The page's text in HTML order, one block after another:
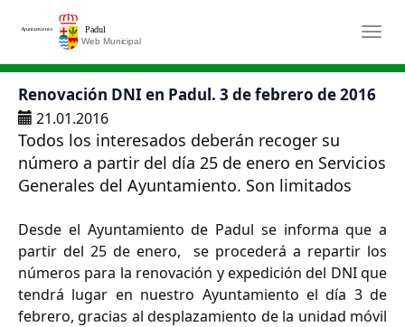
Saltar al contenido principal
Renovación DNI en Padul. 3 de febrero de 2016
21.01.2016
Todos los interesados deberán recoger su
número a partir del día 25 de enero en Servicios
Generales del Ayuntamiento. Son limitados
Desde el Ayuntamiento de Padul se informa que a
partir del 25 de enero, se procederá a repartir los
números para la renovación y expedición del DNI que
tendrá lugar en nuestro Ayuntamiento el día 3 de
febrero, gracias al desplazamiento de la unidad móvil